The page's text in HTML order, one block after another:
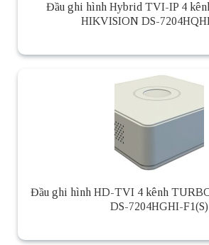
Đầu ghi hình Hybrid TVI-IP 4
HIKVISION DS-
Đầu ghi hình HD-TVI 4 kênh
DS-7204HGHI-F1(S)